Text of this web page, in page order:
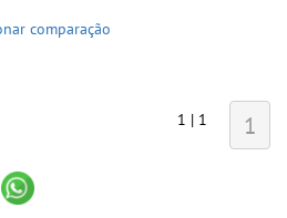
comparação
1 | 1 1